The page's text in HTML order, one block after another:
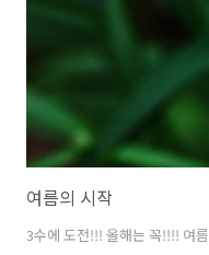
여름의 시작
3수에 도전!!! 올해는 꼭!!!! 여름